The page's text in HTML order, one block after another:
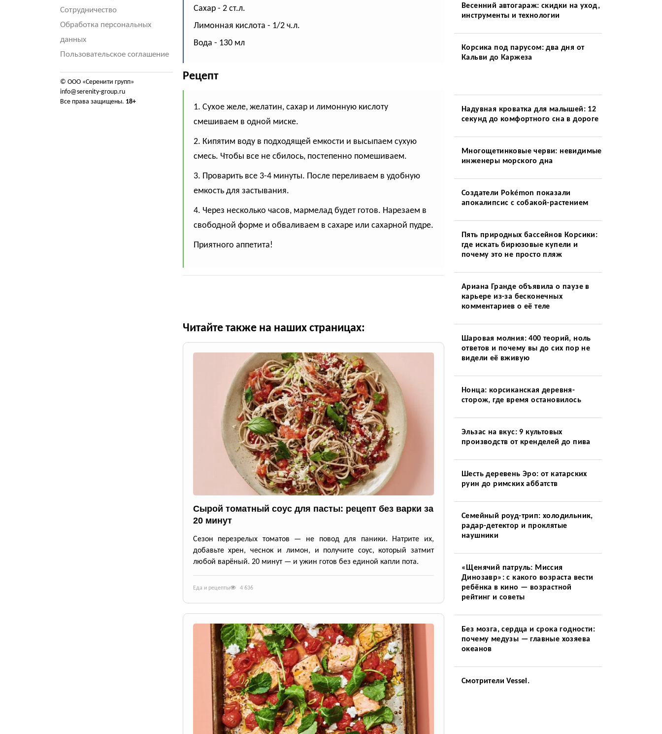
Сотрудничество
Обработка персональных
данных
Пользовательское соглашение
© ООО «Серенити групп»
info@serenity-group.ru
Все права защищены. 18+
Сахар - 2 ст.л.
Лимонная кислота - 1/2 ч.л.
Вода - 130 мл
Рецепт
1. Сухое желе, желатин, сахар и лимонную кислоту
смешиваем в одной миске.
2. Кипятим воду в подходящей емкости и высыпаем сухую
смесь. Чтобы все не сбилось, постепенно помешиваем.
3. Проварить все 3-4 минуты. После переливаем в удобную
емкость для застывания.
4. Через несколько часов, мармелад будет готов. Нарезаем в
свободной форме и обваливаем в сахаре или сахарной пудре.
Приятного аппетита!
Читайте также на наших страницах:
Сырой томатный соус для пасты: рецепт без варки за
20 минут
Сезон перезрелых томатов — не повод для паники. Натрите их,
добавьте хрен, чеснок и лимон, и получите соус, который затмит
любой варёный. 20 минут — и ужин готов без единой капли пота.
Еда и рецепты 4 636
Весенний автогараж: скидки на уход,
инструменты и технологии
Корсика под парусом: два дня от
Кальви до Каржеза
Надувная кроватка для малышей: 12
секунд до комфортного сна в дороге
Многощетинковые черви: невидимые
инженеры морского дна
Создатели Pokémon показали
апокалипсис с собакой-растением
Пять природных бассейнов Корсики:
где искать бирюзовые купели и
почему это не просто пляж
Ариана Гранде объявила о паузе в
карьере из-за бесконечных
комментариев о её теле
Шаровая молния: 400 теорий, ноль
ответов и почему вы до сих пор не
видели её вживую
Нонца: корсиканская деревня-
сторож, где время остановилось
Эльзас на вкус: 9 культовых
производств от кренделей до пива
Шесть деревень Эро: от катарских
руин до римских аббатств
Семейный роуд-трип: холодильник,
радар-детектор и проклятые
наушники
«Щенячий патруль: Миссия
Динозавр»: с какого возраста вести
ребёнка в кино — возрастной
рейтинг и советы
Без мозга, сердца и срока годности:
почему медузы — главные хозяева
океанов
Смотрители Vessel.